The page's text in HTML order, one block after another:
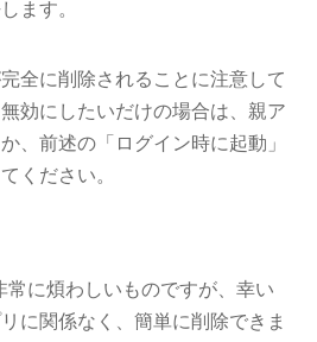
ます。
全に削除されることに注意して
効にしたいだけの場合は、親ア
、前述の「ログイン時に起動」
ください。
常に煩わしいものですが、幸い
に関係なく、簡単に削除できま